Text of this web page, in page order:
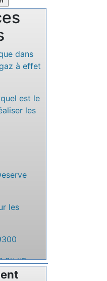
dans
à effet
est le
les
les
ou un
créer un